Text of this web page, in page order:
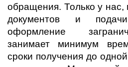
обращения. Только у нас,
документов и
оформление
занимает минимум
сроки получения до